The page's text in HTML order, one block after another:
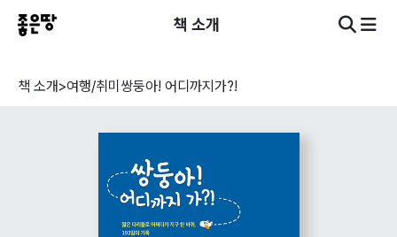
책 소개
책 소개>여행/취미 쌍둥아! 어디까지가?!